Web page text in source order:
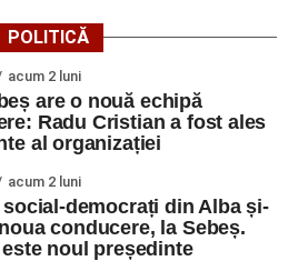
a concursului „CicloAventurier
cadrul String Symphonic Camp
și aplauze la Sebeș
mai recente lucrări ale lui Eugen
la Primăria Sebeș
POLITICĂ
acum 2 luni
are o nouă echipă
Radu Cristian a fost ales
al organizației
acum 2 luni
democrați din Alba și-
conducere, la Sebeș.
noul președinte